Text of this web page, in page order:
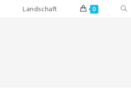
Landschaft 0